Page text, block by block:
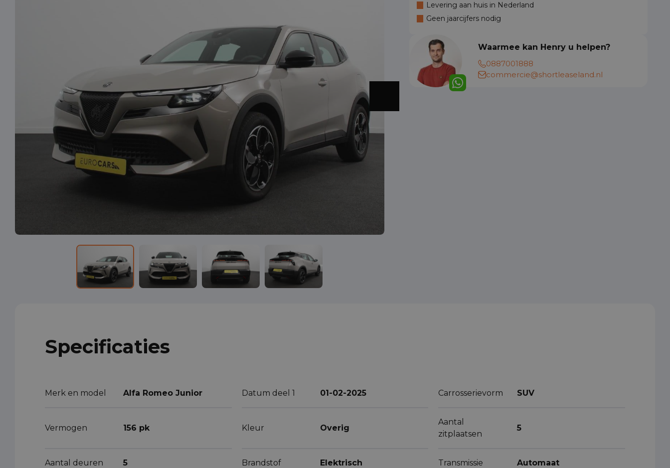
Levering aan huis in Nederland
Geen jaarcijfers nodig
Waarmee kan Henry u helpen?
0887001888
commercie@shortleaseland.nl
Specificaties
Merk en model Alfa Romeo Junior Datum deel 1 01-02-2025 Carrosserievorm SUV
Vermogen 156 pk Kleur Overig
Aantal
zitplaatsen
5
Aantal deuren 5 Brandstof Elektrisch Transmissie Automaat